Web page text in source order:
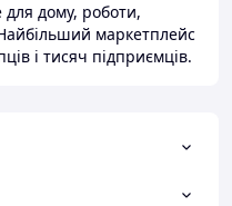
для дому, роботи,
маркетплейс
і тисяч підприємців.